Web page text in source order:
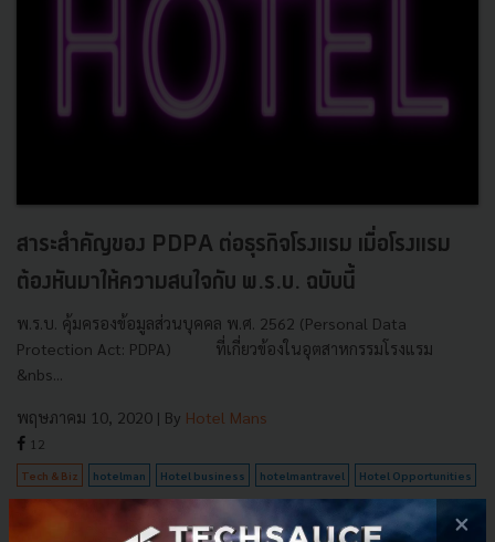
สาระสำคัญของ PDPA ต่อธุรกิจโรงแรม เมื่อโรงแรม
ต้องหันมาให้ความสนใจกับ พ.ร.บ. ฉบับนี้
พ.ร.บ. คุ้มครองข้อมูลส่วนบุคคล พ.ศ. 2562 (Personal Data
Protection Act: PDPA) ที่เกี่ยวข้องในอุตสาหกรรมโรงแรม
&nbs...
พฤษภาคม 10, 2020 | By Hotel Mans
12
Tech & Biz hotelman Hotel business hotelmantravel Hotel Opportunities
×